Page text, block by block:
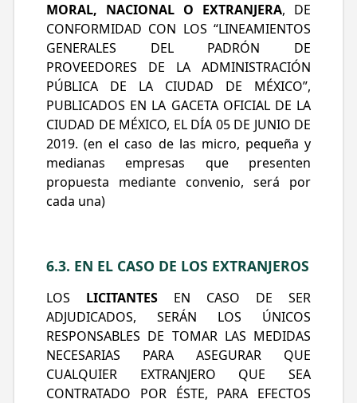
MORAL, NACIONAL O EXTRANJERA, DE
CONFORMIDAD CON LOS “LINEAMIENTOS
GENERALES DEL PADRÓN DE
PROVEEDORES DE LA ADMINISTRACIÓN
PÚBLICA DE LA CIUDAD DE MÉXICO”,
PUBLICADOS EN LA GACETA OFICIAL DE LA
CIUDAD DE MÉXICO, EL DÍA 05 DE JUNIO DE
2019. (en el caso de las micro, pequeña y
medianas empresas que presenten
propuesta mediante convenio, será por
cada una)
6.3. EN EL CASO DE LOS EXTRANJEROS
LOS LICITANTES EN CASO DE SER
ADJUDICADOS, SERÁN LOS ÚNICOS
RESPONSABLES DE TOMAR LAS MEDIDAS
NECESARIAS PARA ASEGURAR QUE
CUALQUIER EXTRANJERO QUE SEA
CONTRATADO POR ÉSTE, PARA EFECTOS